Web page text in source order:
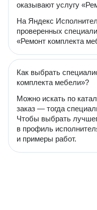
оказывают услугу
На Яндекс
проверенных
«Ремонт комплекта
Как выбрать
комплекта мебели»?
Можно искать по
заказ — тогда
Чтобы выбрать
в профиль
и примеры работ.